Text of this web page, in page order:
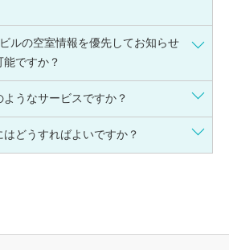
ルの空室情報を優先してお知らせ
ですか？
うなサービスですか？
どうすればよいですか？